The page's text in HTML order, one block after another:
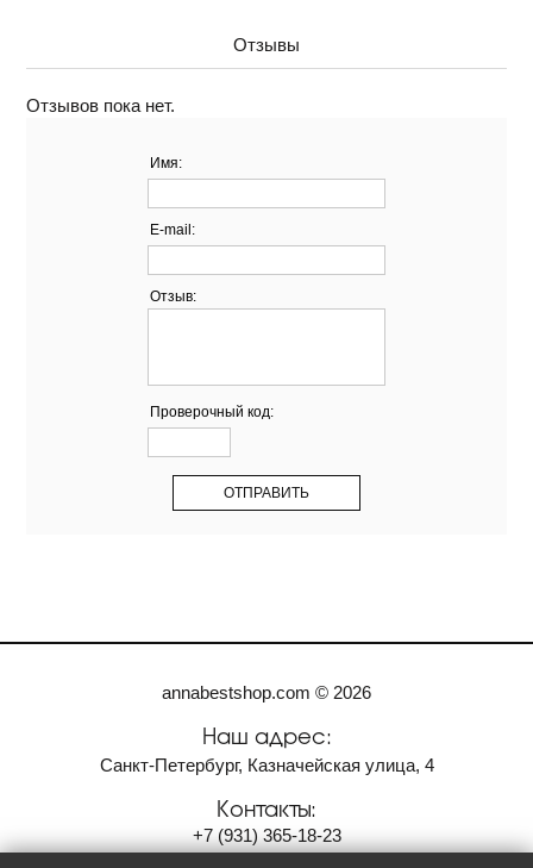
Отзывы
Отзывов пока нет.
Имя:
E-mail:
Отзыв:
Проверочный код:
annabestshop.com © 2026
Наш адрес:
Санкт-Петербург, Казначейская улица, 4
Контакты:
+7 (931) 365-18-23